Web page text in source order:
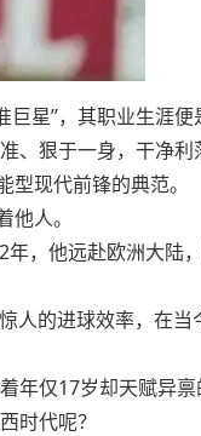
星”，其职业生涯便
、狠于一身，干净
现代前锋的典范。
人。
，他远赴欧洲大陆
人的进球效率，在当
年仅17岁却天赋异
时代呢？